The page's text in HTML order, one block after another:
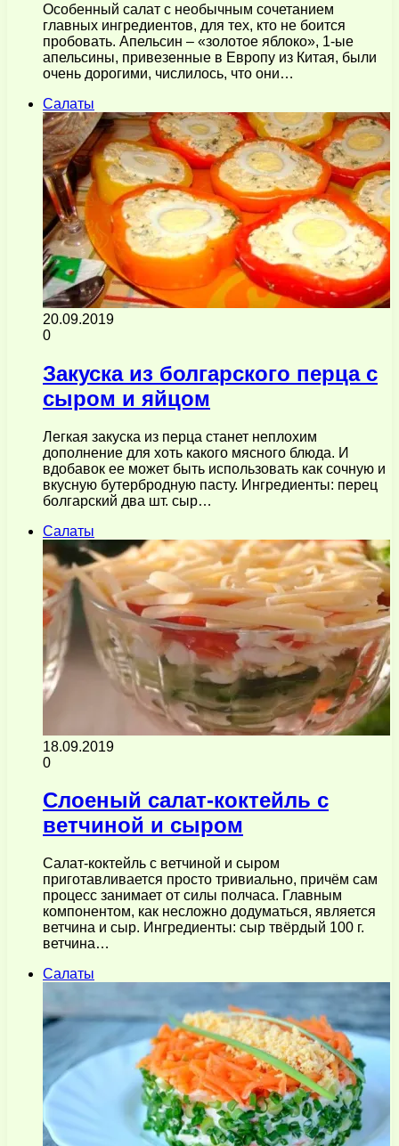
Особенный салат с необычным сочетанием
главных ингредиентов, для тех, кто не боится
пробовать. Апельсин – «золотое яблоко», 1-ые
апельсины, привезенные в Европу из Китая, были
очень дорогими, числилось, что они…
Салаты
20.09.2019
0
Закуска из болгарского перца с
сыром и яйцом
Легкая закуска из перца станет неплохим
дополнение для хоть какого мясного блюда. И
вдобавок ее может быть использовать как сочную и
вкусную бутербродную пасту. Ингредиенты: перец
болгарский два шт. сыр…
Салаты
18.09.2019
0
Слоеный салат-коктейль с
ветчиной и сыром
Салат-коктейль с ветчиной и сыром
приготавливается просто тривиально, причём сам
процесс занимает от силы полчаса. Главным
компонентом, как несложно додуматься, является
ветчина и сыр. Ингредиенты: сыр твёрдый 100 г.
ветчина…
Салаты